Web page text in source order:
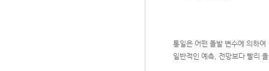
통일은 어떤 돌발 변수에 의하여
일반적인 예측, 전망보다 빨리